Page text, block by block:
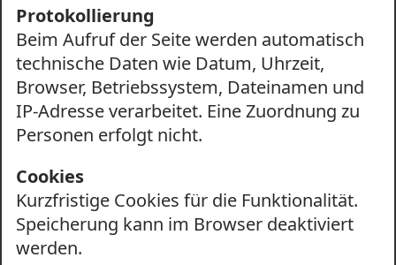
Protokollierung
Beim Aufruf der Seite werden automatisch
technische Daten wie Datum, Uhrzeit,
Browser, Betriebssystem, Dateinamen und
IP-Adresse verarbeitet. Eine Zuordnung zu
Personen erfolgt nicht.
Cookies
Kurzfristige Cookies für die Funktionalität.
Speicherung kann im Browser deaktiviert
werden.